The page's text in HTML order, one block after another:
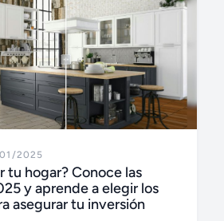
2025
tu hogar? Conoce las
y aprende a elegir los
asegurar tu inversión